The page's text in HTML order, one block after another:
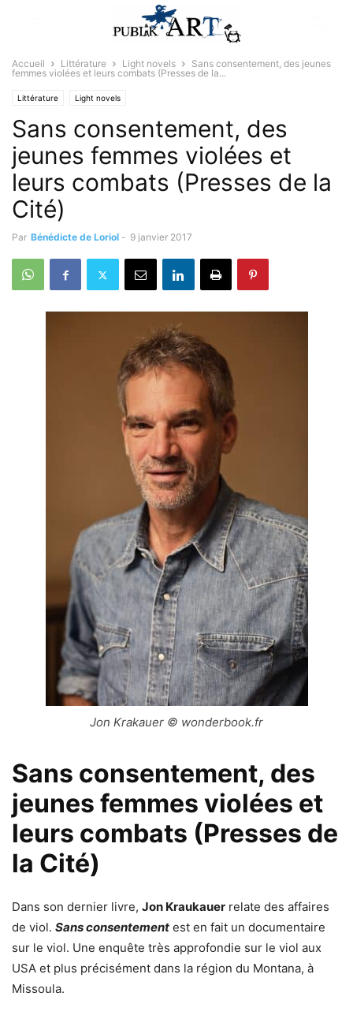
Accueil Littérature Light novels
Sans consentement, des jeunes
femmes violées et leurs combats (Presses de la...
Littérature Light novels
Sans consentement, des
jeunes femmes violées et
leurs combats (Presses de la
Cité)
Par Bénédicte de Loriol - 9 janvier 2017
Jon Krakauer © wonderbook.fr
Sans consentement, des
jeunes femmes violées et
leurs combats (Presses de
la Cité)
Dans son dernier livre, Jon Kraukauer relate des affaires
de viol. Sans consentement est en fait un documentaire
sur le viol. Une enquête très approfondie sur le viol aux
USA et plus précisément dans la région du Montana, à
Missoula.